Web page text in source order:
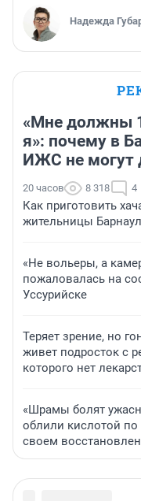
Надежда
«Мне должны
я»: почему в
ИЖС не могут
20 часов 8 318 4
Как приготовить
жительницы
«Не вольеры, а
пожаловалась на
Уссурийске
Теряет зрение, но
живет подросток с
которого нет
«Шрамы болят
облили кислотой по
своем